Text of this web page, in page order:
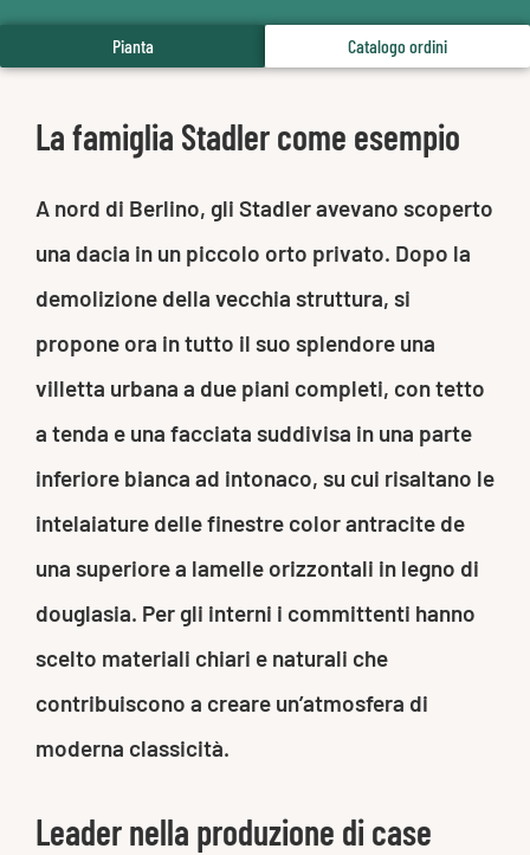
Pianta Catalogo ordini
La famiglia Stadler come esempio
A nord di Berlino, gli Stadler avevano scoperto
una dacia in un piccolo orto privato. Dopo la
demolizione della vecchia struttura, si
propone ora in tutto il suo splendore una
villetta urbana a due piani completi, con tetto
a tenda e una facciata suddivisa in una parte
inferiore bianca ad intonaco, su cui risaltano le
intelaiature delle finestre color antracite de
una superiore a lamelle orizzontali in legno di
douglasia. Per gli interni i committenti hanno
scelto materiali chiari e naturali che
contribuiscono a creare un’atmosfera di
moderna classicità.
Leader nella produzione di case